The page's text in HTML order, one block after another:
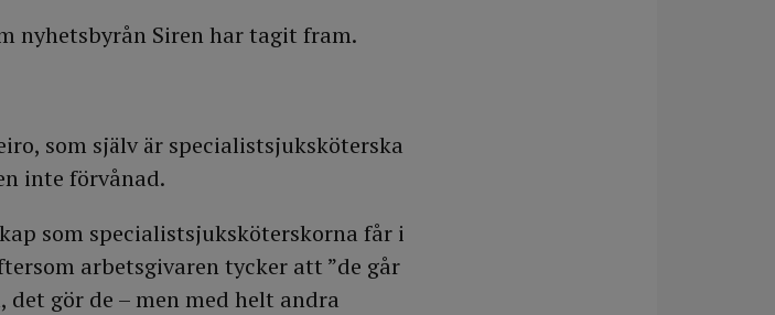
nyhetsbyrån Siren har tagit fram.
som själv är specialistsjuksköterska
inte förvånad.
som specialistsjuksköterskorna får i
arbetsgivaren tycker att ”de går
gör de – men med helt andra